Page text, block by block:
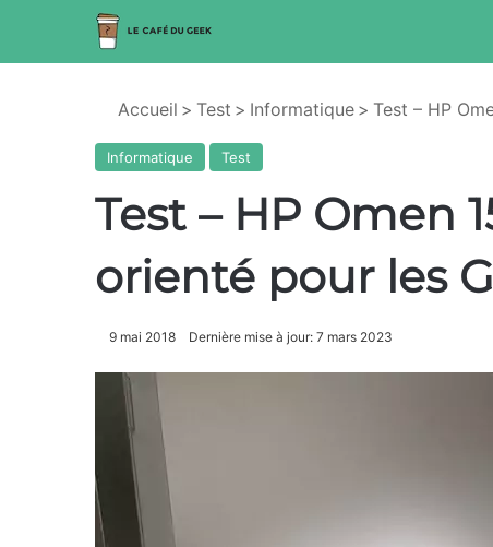
Accueil > Test > Informatique > Test – HP
Informatique Test
Test – HP Omen
orienté pour les
9 mai 2018 Dernière mise à jour: 7 mars 2023